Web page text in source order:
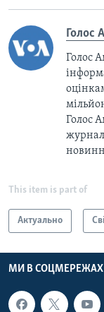
Голос
Голос
Голос
This item is part of
Актуально
МИ В СОЦМЕРЕЖАХ